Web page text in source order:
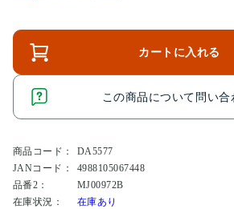
カートに入れる
この商品について問い合
商品コード：
DA5577
JANコード：
4988105067448
品番2：
MJ00972B
在庫状況：
在庫あり